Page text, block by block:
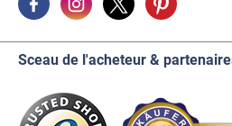
Sceau de l'acheteur &